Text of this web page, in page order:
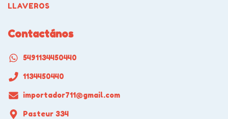
LLAVEROS
Contactános
5491134450440
1134450440
importador711@gmail.com
Pasteur 334